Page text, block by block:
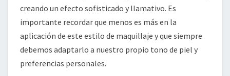
creando un efecto sofisticado y llamativo. Es
importante recordar que menos es más en la
aplicación de este estilo de maquillaje y que siempre
debemos adaptarlo a nuestro propio tono de piel y
preferencias personales.